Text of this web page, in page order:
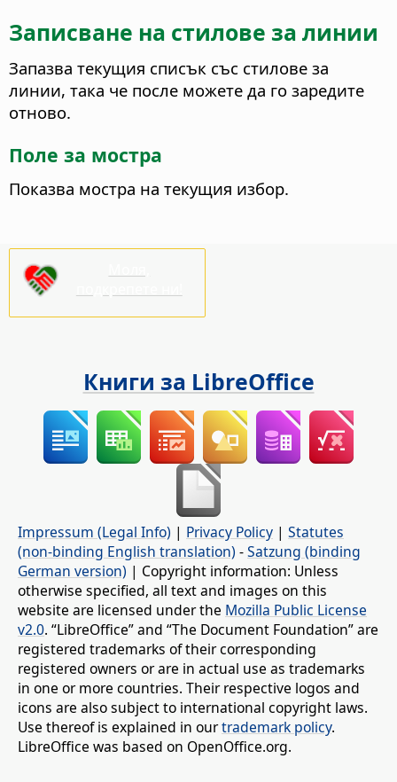
Записване на стилове за линии
Запазва текущия списък със стилове за
линии, така че после можете да го заредите
отново.
Поле за мостра
Показва мостра на текущия избор.
Книги за LibreOffice
Impressum (Legal Info) | Privacy Policy | Statutes
(non-binding English translation) -Satzung (binding
German version) | Copyright information: Unless
otherwise specified, all text and images on this
website are licensed under the Mozilla Public License
v2.0. “LibreOffice” and “The Document Foundation” are
registered trademarks of their corresponding
registered owners or are in actual use as trademarks
in one or more countries. Their respective logos and
icons are also subject to international copyright laws.
Use thereof is explained in ourtrademark policy.
LibreOffice was based on OpenOffice.org.